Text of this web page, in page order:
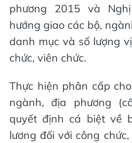
phương 2015 và
hướng giao các bộ,
danh mục và số lượng
chức, viên chức.
Thực hiện phân cấp
ngành, địa phương
quyết định cá biệt về
lương đối với công